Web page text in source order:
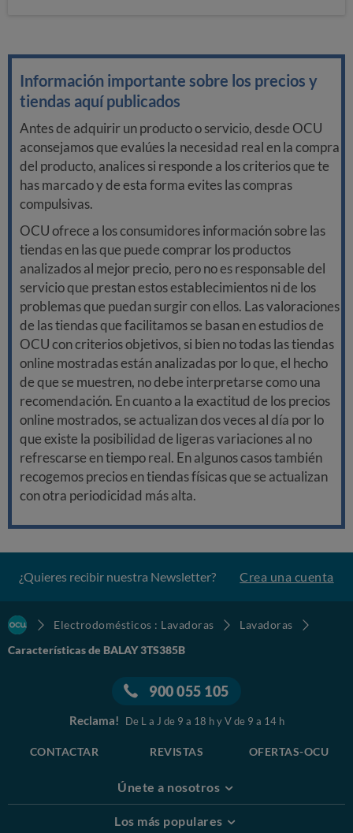
Información importante sobre los precios y
tiendas aquí publicados
Antes de adquirir un producto o servicio, desde OCU
aconsejamos que evalúes la necesidad real en la compra
del producto, analices si responde a los criterios que te
has marcado y de esta forma evites las compras
compulsivas.
OCU ofrece a los consumidores información sobre las
tiendas en las que puede comprar los productos
analizados al mejor precio, pero no es responsable del
servicio que prestan estos establecimientos ni de los
problemas que puedan surgir con ellos. Las valoraciones
de las tiendas que facilitamos se basan en estudios de
OCU con criterios objetivos, si bien no todas las tiendas
online mostradas están analizadas por lo que, el hecho
de que se muestren, no debe interpretarse como una
recomendación. En cuanto a la exactitud de los precios
online mostrados, se actualizan dos veces al día por lo
que existe la posibilidad de ligeras variaciones al no
refrescarse en tiempo real. En algunos casos también
recogemos precios en tiendas físicas que se actualizan
con otra periodicidad más alta.
¿Quieres recibir nuestra Newsletter? Crea una cuenta
Electrodomésticos : Lavadoras
Lavadoras
Características de BALAY 3TS385B
900 055 105
Reclama! De L a J de 9 a 18 h y V de 9 a 14 h
CONTACTAR REVISTAS OFERTAS-OCU
Únete a nosotros
Los más populares